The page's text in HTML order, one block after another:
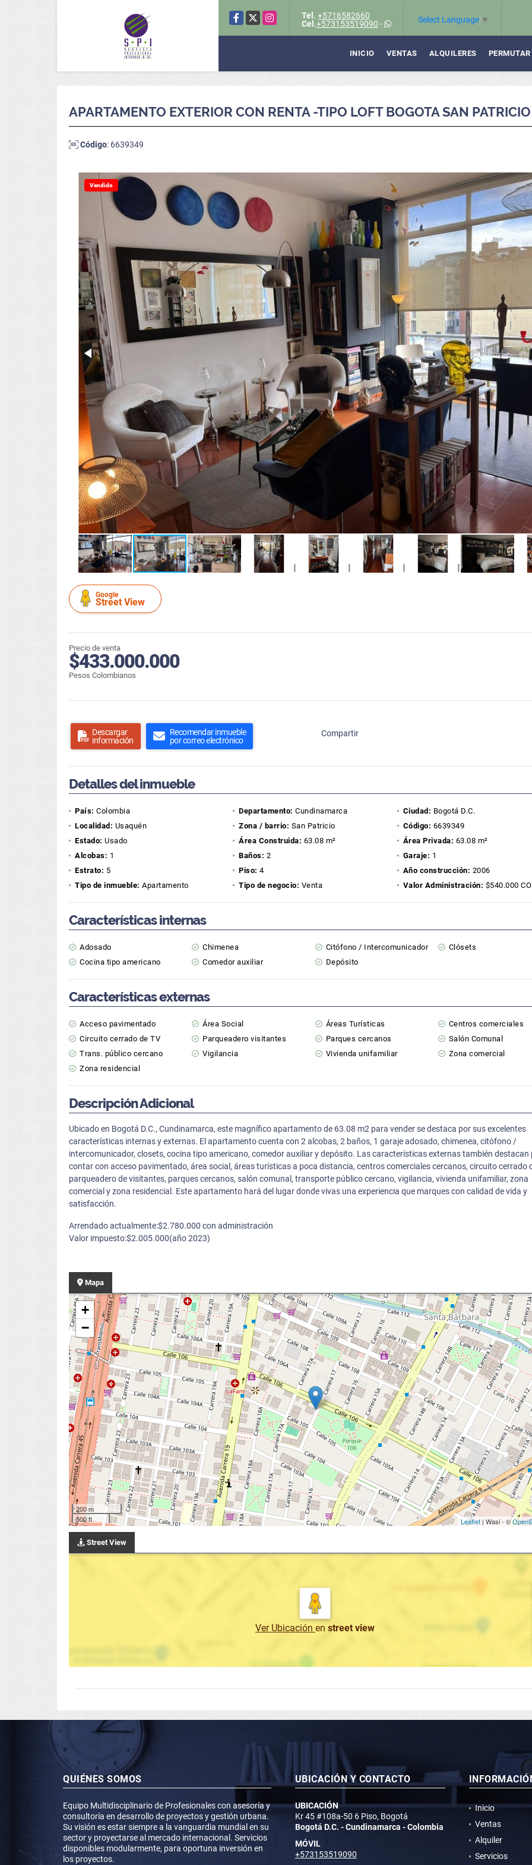
Facebook
X Instagram Tel. +5716582660
Cel.+573153519090 - Select Language ▼
INICIO VENTAS ALQUILERES PERMUTAR
APARTAMENTO EXTERIOR CON RENTA -TIPO LOFT BOGOTA SAN PATRICIO
Código: 6639349
Vendido
Google
Street View
Precio de venta
$433.000.000
Pesos Colombianos
Descargar
información
Recomendar inmueble
por correo electrónico
Compartir
Detalles del inmueble
País: Colombia Departamento: Cundinamarca Ciudad: Bogotá D.C.
Localidad: Usaquén Zona / barrio: San Patricio Código: 6639349
Estado: Usado Área Construida: 63.08 m² Área Privada: 63.08 m²
Alcobas: 1 Baños: 2 Garaje: 1
Estrato: 5 Piso: 4 Año construcción: 2006
Tipo de inmueble: Apartamento Tipo de negocio: Venta Valor Administración: $540.000
Características internas
Adosado Chimenea Citófono / Intercomunicador
Clósets
Cocina tipo americano
Comedor auxiliar Depósito
Características externas
Acceso pavimentado Área Social Áreas Turísticas
Centros comerciales
Circuito cerrado de TV
Parqueadero visitantes Parques cercanos
Salón Comunal
Trans. público cercano
Vigilancia Vivienda unifamiliar
Zona comercial
Zona residencial
Descripción Adicional
Ubicado en Bogotá D.C., Cundinamarca, este magnífico apartamento de 63.08 m2 para vender se destaca por sus excelentes
características internas y externas. El apartamento cuenta con 2 alcobas, 2 baños, 1 garaje adosado, chimenea, citófono /
intercomunicador, closets, cocina tipo americano, comedor auxiliar y depósito. Las características externas también destacan
contar con acceso pavimentado, área social, áreas turísticas a poca distancia, centros comerciales cercanos, circuito cerrado
parqueadero de visitantes, parques cercanos, salón comunal, transporte público cercano, vigilancia, vivienda unifamiliar, zona
comercial y zona residencial. Este apartamento hará del lugar donde vivas una experiencia que marques con calidad de vida y
satisfacción.
Arrendado actualmente:$2.780.000 con administración
Valor impuesto:$2.005.000(año 2023)
Mapa
+
−
200 m
500 ft
Leaflet | Wasi - ©
Street View
Ver Ubicación en street view
QUIÉNES SOMOS
Equipo Multidisciplinario de Profesionales con asesoría y
consultoría en desarrollo de proyectos y gestión urbana.
Su visión es estar siempre a la vanguardia mundial en su
sector y proyectarse al mercado internacional. Servicios
disponibles modularmente, para oportuna inversión en
los proyectos.
UBICACIÓN Y CONTACTO
UBICACIÓN
Kr 45 #108a-50 6 Piso, Bogotá
Bogotá D.C. - Cundinamarca - Colombia
MÓVIL
+573153519090
Inicio
Ventas
Alquiler
Servicios